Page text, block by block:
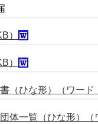
）
）
（ひな形）（ワード
体一覧（ひな形）（